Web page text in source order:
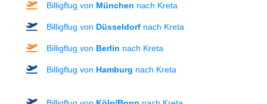
Billigflug von München nach Kreta
Billigflug von Düsseldorf nach Kreta
Billigflug von Berlin nach Kreta
Billigflug von Hamburg nach Kreta